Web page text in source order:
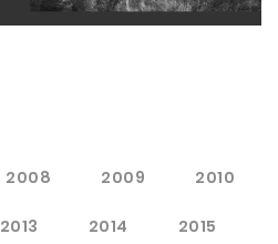
2008 2009 2010
2013 2014 2015